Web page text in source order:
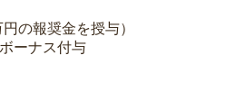
の報奨金を授与）
ーナス付与